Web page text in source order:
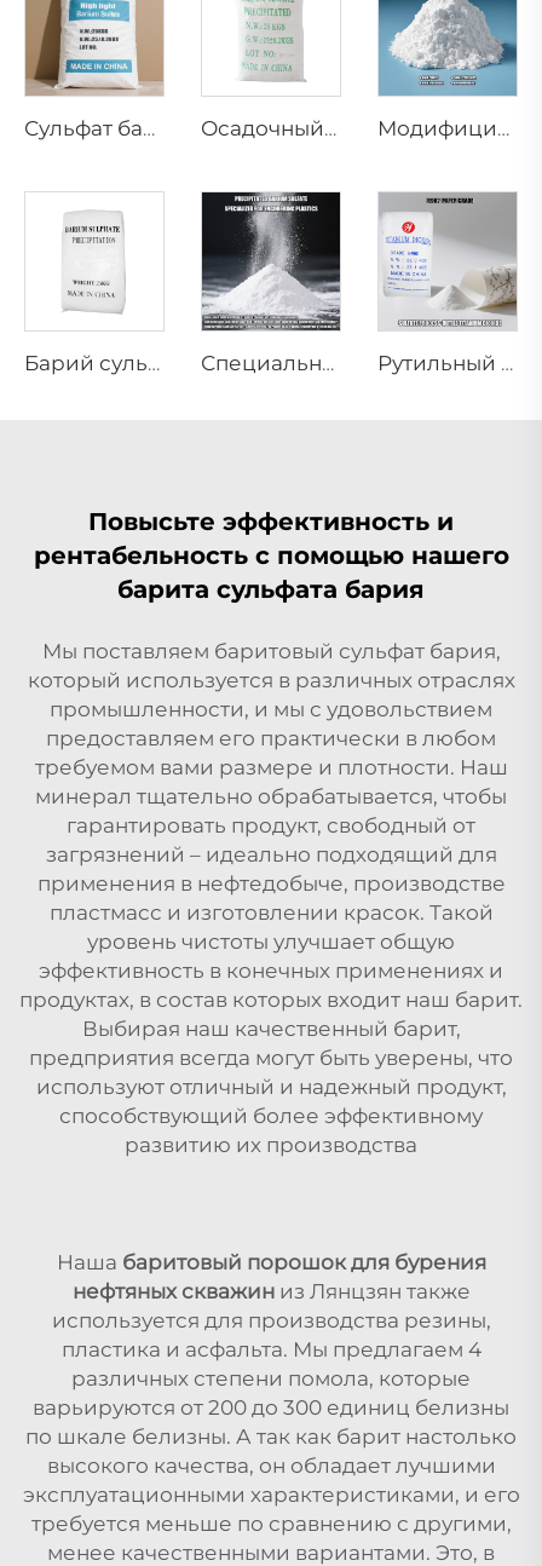
Сульфат бария высокой светоотдачи Осадочный сульфат бария Модифицированный сверхтонкий барий сульфат осажденный
Барий сульфат осажденный (Специальный для порошковых покрытий) Специально для инженерных пластиков Рутильный диоксид титана R962 (для бумажной промышленности)
Повысьте эффективность и
рентабельность с помощью нашего
барита сульфата бария
Мы поставляем баритовый сульфат бария,
который используется в различных отраслях
промышленности, и мы с удовольствием
предоставляем его практически в любом
требуемом вами размере и плотности. Наш
минерал тщательно обрабатывается, чтобы
гарантировать продукт, свободный от
загрязнений – идеально подходящий для
применения в нефтедобыче, производстве
пластмасс и изготовлении красок. Такой
уровень чистоты улучшает общую
эффективность в конечных применениях и
продуктах, в состав которых входит наш барит.
Выбирая наш качественный барит,
предприятия всегда могут быть уверены, что
используют отличный и надежный продукт,
способствующий более эффективному
развитию их производства
Наша баритовый порошок для бурения
нефтяных скважин из Лянцзян также
используется для производства резины,
пластика и асфальта. Мы предлагаем 4
различных степени помола, которые
варьируются от 200 до 300 единиц белизны
по шкале белизны. А так как барит настолько
высокого качества, он обладает лучшими
эксплуатационными характеристиками, и его
требуется меньше по сравнению с другими,
менее качественными вариантами. Это, в